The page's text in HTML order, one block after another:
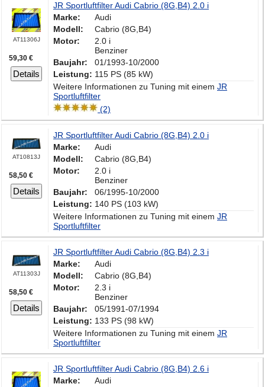
AT11306J
59,30 €
Details
JR Sportluftfilter Audi Cabrio (8G,B4) 2.0 i
Marke:
Audi
Modell:
Cabrio (8G,B4)
Motor:
2.0 i
Benziner
Baujahr:
01/1993-10/2000
Leistung: 115 PS (85 kW)
Weitere Informationen zu Tuning mit einem JR
Sportluftfilter
(2)
AT10813J
58,50 €
Details
JR Sportluftfilter Audi Cabrio (8G,B4) 2.0 i
Marke:
Audi
Modell:
Cabrio (8G,B4)
Motor:
2.0 i
Benziner
Baujahr:
06/1995-10/2000
Leistung: 140 PS (103 kW)
Weitere Informationen zu Tuning mit einem JR
Sportluftfilter
AT11303J
58,50 €
Details
JR Sportluftfilter Audi Cabrio (8G,B4) 2.3 i
Marke:
Audi
Modell:
Cabrio (8G,B4)
Motor:
2.3 i
Benziner
Baujahr:
05/1991-07/1994
Leistung: 133 PS (98 kW)
Weitere Informationen zu Tuning mit einem JR
Sportluftfilter
JR Sportluftfilter Audi Cabrio (8G,B4) 2.6 i
Marke:
Audi